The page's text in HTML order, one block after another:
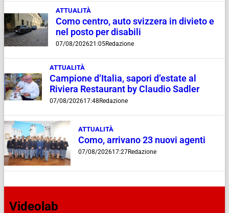
ATTUALITÀ
Como centro, auto svizzera in divieto e
nel posto per disabili
07/08/202621:05Redazione
ATTUALITÀ
Campione d’Italia, sapori d’estate al
Riviera Restaurant by Claudio Sadler
07/08/202617:48 Redazione
ATTUALITÀ
Como, arrivano 23 nuovi agenti
07/08/202617:27Redazione
Videolab